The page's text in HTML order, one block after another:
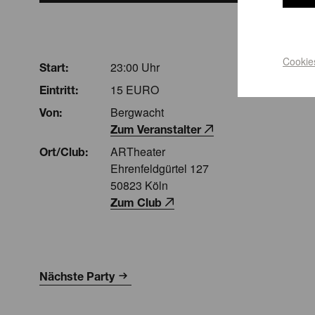
Start: 23:00 Uhr
Eintritt: 15 EURO
Von: Bergwacht
Zum Veranstalter
Ort/Club:
ARTheater
Ehrenfeldgürtel 127
50823 Köln
Zum Club
Nächste Party